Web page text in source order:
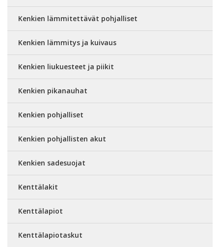
Kenkien lämmitettävät pohjalliset
Kenkien lämmitys ja kuivaus
Kenkien liukuesteet ja piikit
Kenkien pikanauhat
Kenkien pohjalliset
Kenkien pohjallisten akut
Kenkien sadesuojat
Kenttälakit
Kenttälapiot
Kenttälapiotaskut